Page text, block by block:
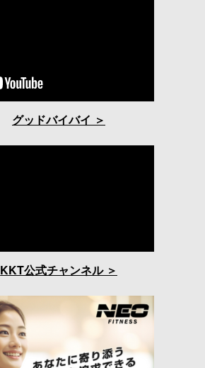
グッドバイバイ
KKT公式チャンネル